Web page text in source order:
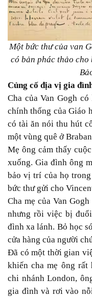
Một bức thư của van
có bản phác thảo cho
Củng cố địa vị gia
Cha của Van Gogh
chính thống của Giáo
có tài ăn nói thu hút
một vùng quê ở
Mẹ ông cảm thấy
xuống. Gia đình ông
bảo vị trí của họ
bức thư gửi cho
Cha mẹ của Van
nhưng rồi việc bị
đình xa lánh. Bỏ học
cửa hàng của người
Đã có một thời gian
khiến cha mẹ ông
chi nhánh London,
gia đình và rơi vào